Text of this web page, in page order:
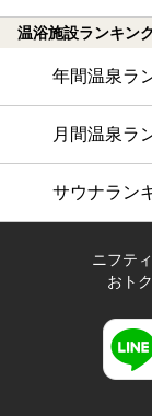
温浴施設ランキン
年間温泉ラ
月間温泉ラ
サウナラン
ニフテ
おト